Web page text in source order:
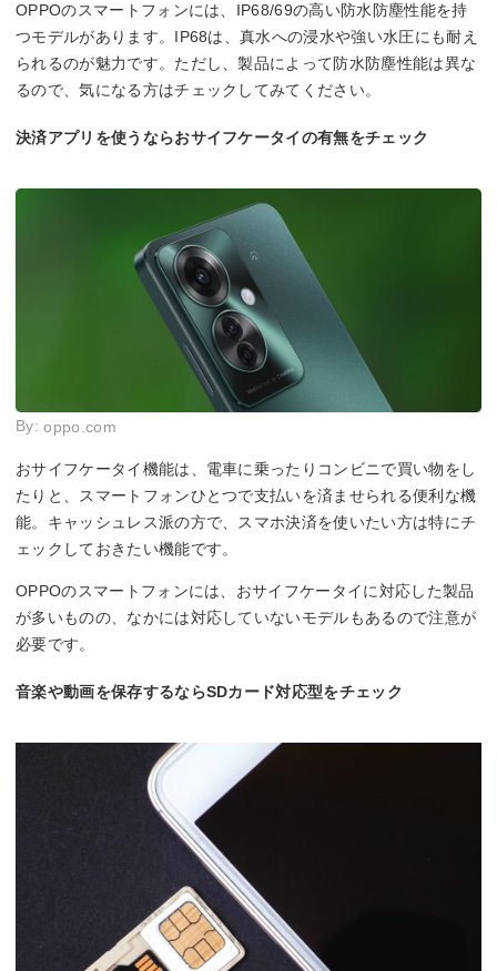
OPPOのスマートフォンには、IP68/69の高い防水防塵性能を持
つモデルがあります。IP68は、真水への浸水や強い水圧にも耐え
られるのが魅力です。ただし、製品によって防水防塵性能は異な
るので、気になる方はチェックしてみてください。
決済アプリを使うならおサイフケータイの有無をチェック
By:oppo.com
おサイフケータイ機能は、電車に乗ったりコンビニで買い物をし
たりと、スマートフォンひとつで支払いを済ませられる便利な機
能。キャッシュレス派の方で、スマホ決済を使いたい方は特にチ
ェックしておきたい機能です。
OPPOのスマートフォンには、おサイフケータイに対応した製品
が多いものの、なかには対応していないモデルもあるので注意が
必要です。
音楽や動画を保存するならSDカード対応型をチェック